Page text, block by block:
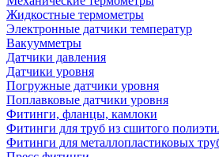
Жидкостные термометры
Электронные датчики температур
Вакуумметры
Датчики давления
Датчики уровня
Погружные датчики уровня
Поплавковые датчики уровня
Фитинги, фланцы, камлоки
Фитинги для труб из сшитого
Фитинги для металлопластиковых